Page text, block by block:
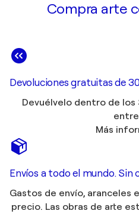
Compra arte
Devoluciones gratuitas de
Devuélvelo dentro de
Más
Envíos a todo el mundo. Sin
Gastos de envío, aranceles
precio. Las obras de arte